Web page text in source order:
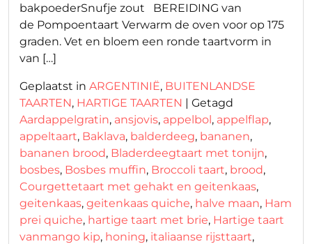
bakpoederSnufje zout BEREIDING van
de Pompoentaart Verwarm de oven voor op 175
graden. Vet en bloem een ronde taartvorm in
van […]
Geplaatst in ARGENTINIË, BUITENLANDSE
TAARTEN, HARTIGE TAARTEN | Getagd
Aardappelgratin, ansjovis, appelbol, appelflap,
appeltaart, Baklava, balderdeeg, bananen,
bananen brood, Bladerdeegtaart met tonijn,
bosbes, Bosbes muffin, Broccoli taart, brood,
Courgettetaart met gehakt en geitenkaas,
geitenkaas, geitenkaas quiche, halve maan, Ham
prei quiche, hartige taart met brie, Hartige taart
vanmango kip, honing, italiaanse rijsttaart,